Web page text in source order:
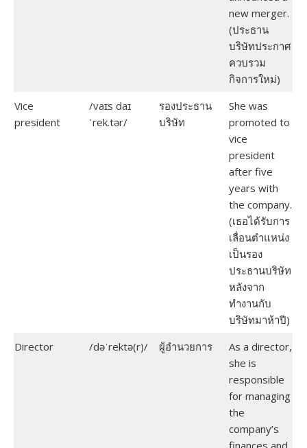
new merger.
(ประธาน
บริษัทประกาศ
ควบรวม
กิจการใหม่)
Vice
president
/vaɪs daɪ
ˈrek.tər/
รองประธาน
บริษัท
She was
promoted to
vice
president
after five
years with
the company.
(เธอได้รับการ
เลื่อนตำแหน่ง
เป็นรอง
ประธานบริษัท
หลังจาก
ทำงานกับ
บริษัทมาห้าปี)
Director
/dəˈrektə(r)/ ผู้อำนวยการ
As a director,
she is
responsible
for managing
the
company’s